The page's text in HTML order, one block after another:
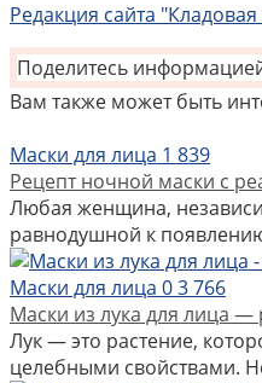
Редакция сайта
Поделитесь
Вам также может быть
Маски для лица 1 839
Рецепт ночной маски с
Любая женщина,
равнодушной к
Маски для лица 03 766
Маски из лука для лица
Лук — это растение,
целебными свойствами.